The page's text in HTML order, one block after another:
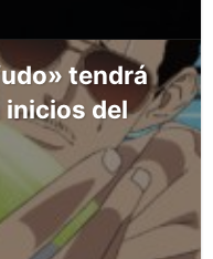
tendrá
inicios del